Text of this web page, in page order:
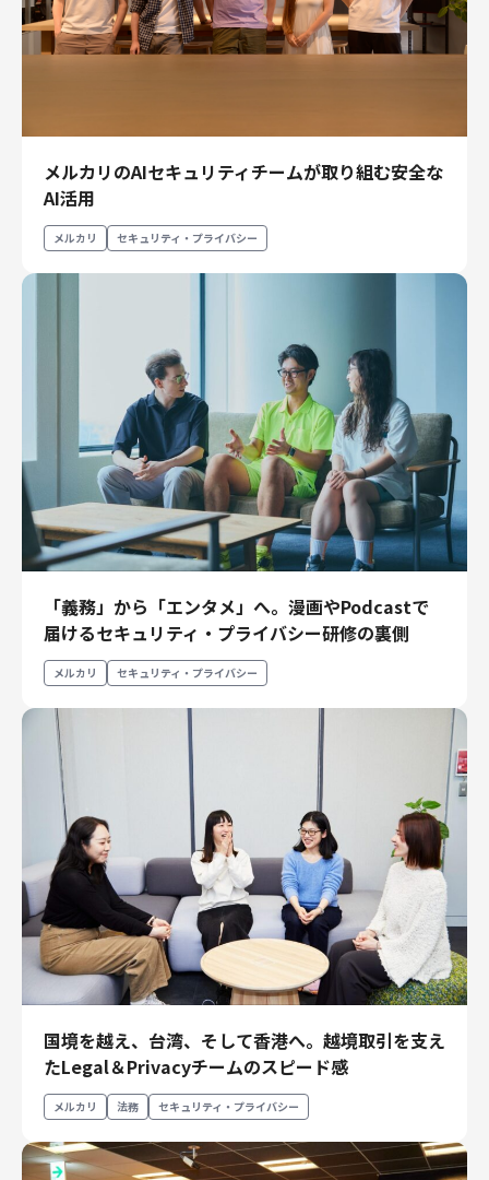
メルカリのAIセキュリティチームが取り組む安全な
AI活用
メルカリ セキュリティ・プライバシー
「義務」から「エンタメ」へ。漫画やPodcastで
届けるセキュリティ・プライバシー研修の裏側
メルカリ セキュリティ・プライバシー
国境を越え、台湾、そして香港へ。越境取引を支え
たLegal＆Privacyチームのスピード感
メルカリ 法務 セキュリティ・プライバシー